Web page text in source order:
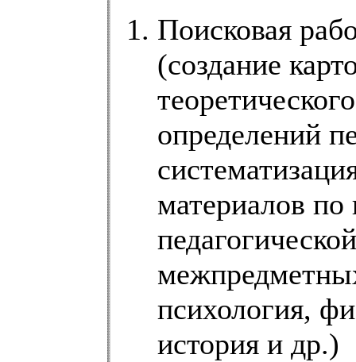
Поисковая
(создание
определений
материалов по
психология,
история и др.)